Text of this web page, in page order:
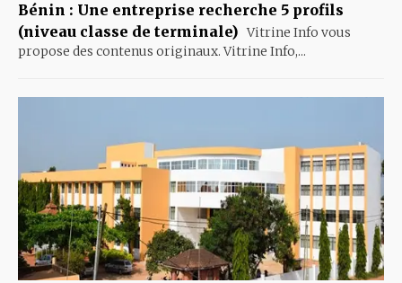
Bénin : Une entreprise recherche 5 profils
(niveau classe de terminale) Vitrine Info vous
propose des contenus originaux. Vitrine Info,...